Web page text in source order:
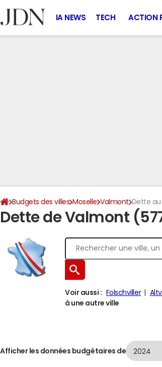
IA NEWS TECH ACTION
Budgets des villes Moselle Valmont Dette au
Dette de Valmont
Voir aussi : Folschviller
à une autre ville
Afficher les données budgétaires de